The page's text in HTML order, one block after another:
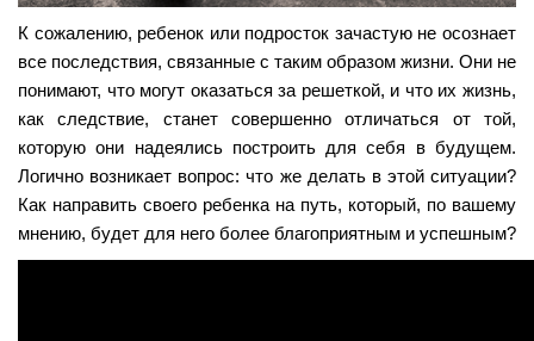
К сожалению, ребенок или подросток зачастую не осознает
все последствия, связанные с таким образом жизни. Они не
понимают, что могут оказаться за решеткой, и что их жизнь,
как следствие, станет совершенно отличаться от той,
которую они надеялись построить для себя в будущем.
Логично возникает вопрос: что же делать в этой ситуации?
Как направить своего ребенка на путь, который, по вашему
мнению, будет для него более благоприятным и успешным?